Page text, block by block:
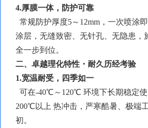
4.厚膜一体，防护可靠
常规防护厚度5～12mm，一次喷涂
涂层，无缝致密、无针孔、无隐患，
全一步到位。
二、卓越理化特性・耐久历经考验
1.宽温耐受，四季如一
可在-40℃～120℃ 环境下长期稳定
200℃以上 热冲击，严寒酷暑、极端
初。